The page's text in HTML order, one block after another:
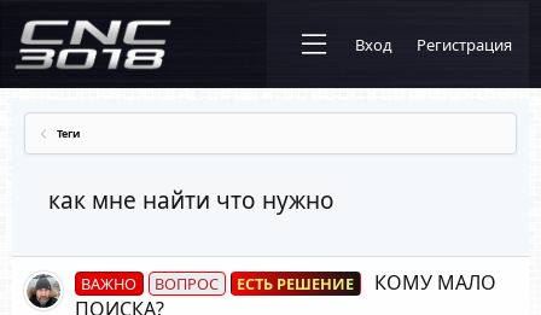
Вход Регистрация
Теги
как мне найти что нужно
ВАЖНО ВОПРОС ЕСТЬ РЕШЕНИЕ
КОМУ МАЛО
ПОИСКА?